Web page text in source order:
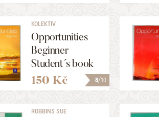
8/10
KOLEKTIV
Opportunities
Beginner
Student´s book
150 Kč
ROBBINS SUE